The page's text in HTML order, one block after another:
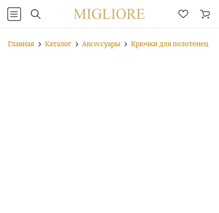
Главная Каталог Аксессуары Крючки для полотенец